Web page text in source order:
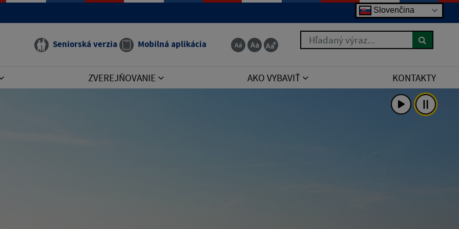
manual that corresponds to your MariaDB server version for the right syntax to use near 'order by poradie
Slovenčina
Seniorská verzia Mobilná aplikácia
Hľadaný výraz...
ZVEREJŇOVANIE AKO VYBAVIŤ KONTAKTY